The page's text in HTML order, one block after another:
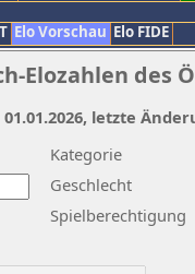
Elo Vorschau Elo FIDE
Elozahlen des
Kategorie
Geschlecht
Spielberechtigung
letzte